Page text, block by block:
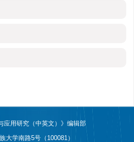
应用研究（中英文）》编辑部
大学南路5号（100081）